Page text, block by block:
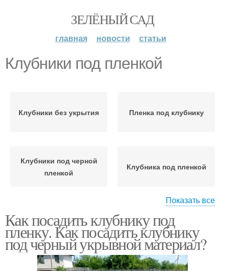
ЗЕЛЁНЫЙ САД
главная новости статьи
Клубники под пленкой
Клубники без укрытия Пленка под клубнику
Клубники под черной
пленкой
Клубника под пленкой
выращивания
агроволокно
Показать все
Как посадить клубнику под
пленку. Как посадить клубнику
под черный укрывной материал?